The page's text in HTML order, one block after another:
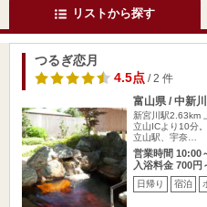
リストから探す
つるぎ恋月
4.5点/ 2 件
富山県 / 中新
新宮川駅2.63km
立山ICより10分
立山駅、宇奈…
営業時間 10:00
入浴料金 700円
日帰り 宿泊